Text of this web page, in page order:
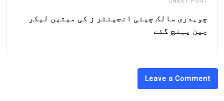
چوہدری سالک چینی انجینئر ز کی میتیں لیکر
چین پہنچ گئے
Leave a Comment